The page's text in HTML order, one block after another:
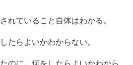
れていること自体はわかる。
たらよいかわからない。
に、何をしたらよいかわから